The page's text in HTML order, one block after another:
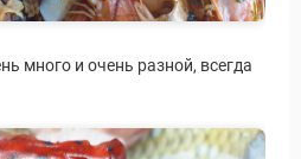
много и очень разной, всегда